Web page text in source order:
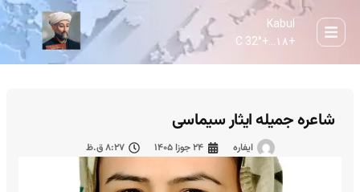
Kabul
+۱۸... +
32° C
شاعره جمیله ایثار سیماسی
ایفاره ۲۴ جوزا ۱۴۰۵ ۸:۲۷ ق.ظ